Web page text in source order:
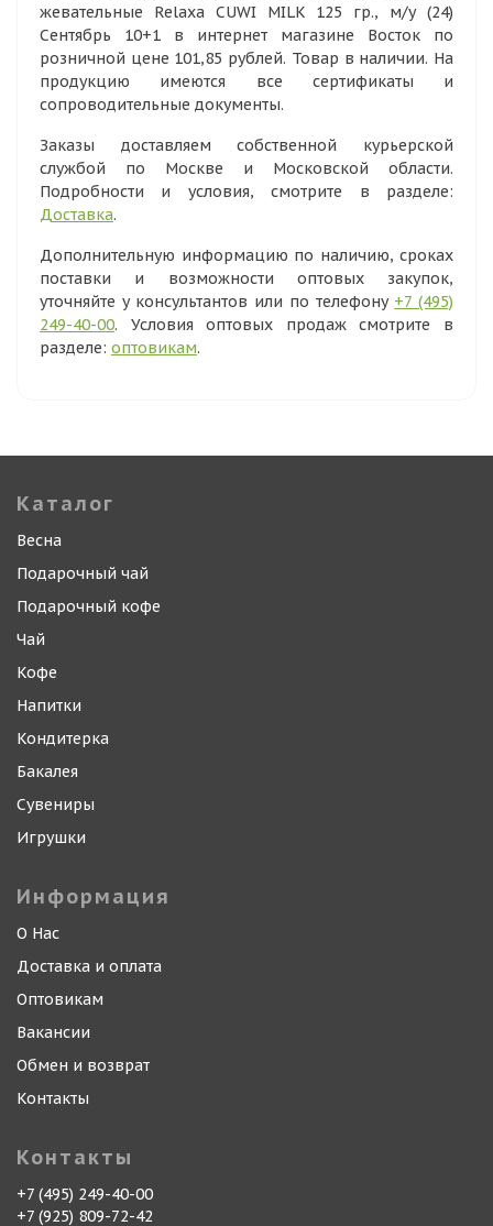
жевательные Relaxa CUWI MILK 125 гр., м/у (24)
Сентябрь 10+1 в интернет магазине Восток по
розничной цене 101,85 рублей. Товар в наличии. На
продукцию имеются все сертификаты и
сопроводительные документы.
Заказы доставляем собственной курьерской
службой по Москве и Московской области.
Подробности и условия, смотрите в разделе:
Доставка.
Дополнительную информацию по наличию, сроках
поставки и возможности оптовых закупок,
уточняйте у консультантов или по телефону +7 (495)
249-40-00. Условия оптовых продаж смотрите в
разделе: оптовикам.
Каталог
Весна
Подарочный чай
Подарочный кофе
Чай
Кофе
Напитки
Кондитерка
Бакалея
Сувениры
Игрушки
Информация
О Нас
Доставка и оплата
Оптовикам
Вакансии
Обмен и возврат
Контакты
Контакты
+7 (495) 249-40-00
+7 (925) 809-72-42